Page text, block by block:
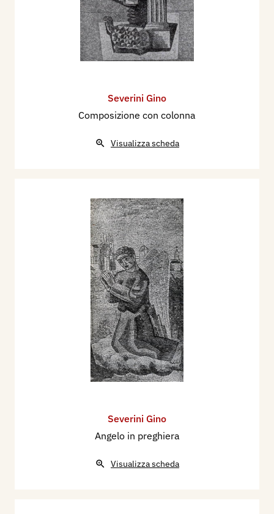
Severini Gino
Composizione con colonna
Visualizza scheda
Severini Gino
Angelo in preghiera
Visualizza scheda